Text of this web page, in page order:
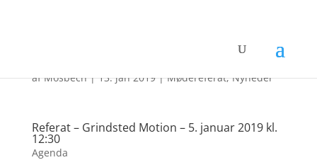
afMosbech|13. jan 2019|Mødereferat,Nyheder
Referat – Grindsted Motion – 5. januar 2019 kl.
12:30
Agenda